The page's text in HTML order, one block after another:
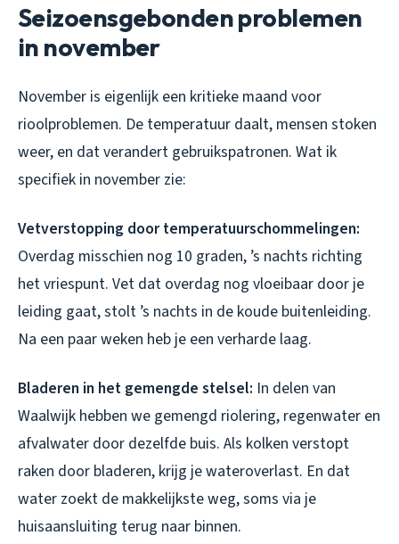
Seizoensgebonden problemen
in november
November is eigenlijk een kritieke maand voor
rioolproblemen. De temperatuur daalt, mensen stoken
weer, en dat verandert gebruikspatronen. Wat ik
specifiek in november zie:
Vetverstopping door temperatuurschommelingen:
Overdag misschien nog 10 graden, ’s nachts richting
het vriespunt. Vet dat overdag nog vloeibaar door je
leiding gaat, stolt ’s nachts in de koude buitenleiding.
Na een paar weken heb je een verharde laag.
Bladeren in het gemengde stelsel: In delen van
Waalwijk hebben we gemengd riolering, regenwater en
afvalwater door dezelfde buis. Als kolken verstopt
raken door bladeren, krijg je wateroverlast. En dat
water zoekt de makkelijkste weg, soms via je
huisaansluiting terug naar binnen.